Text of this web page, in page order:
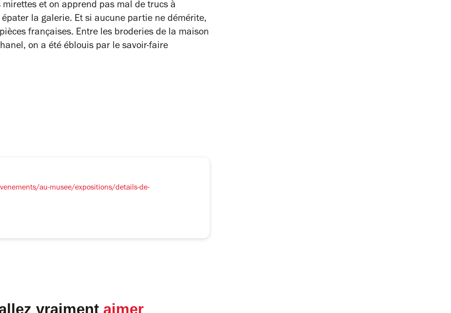
et on apprend pas mal de trucs à
la galerie. Et si aucune partie ne démérite,
françaises. Entre les broderies de la maison
on a été éblouis par le savoir-faire
au-musee/expositions/details-de-
vraiment aimer